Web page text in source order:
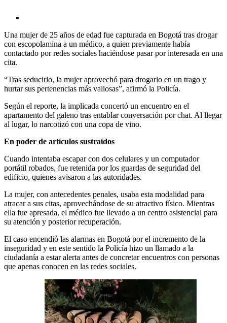
Una mujer de 25 años de edad fue capturada en Bogotá tras drogar
con escopolamina a un médico, a quien previamente había
contactado por redes sociales haciéndose pasar por interesada en una
cita.
“Tras seducirlo, la mujer aprovechó para drogarlo en un trago y
hurtar sus pertenencias más valiosas”, afirmó la Policía.
Según el reporte, la implicada concertó un encuentro en el
apartamento del galeno tras entablar conversación por chat. Al llegar
al lugar, lo narcotizó con una copa de vino.
En poder de artículos sustraídos
Cuando intentaba escapar con dos celulares y un computador
portátil robados, fue retenida por los guardas de seguridad del
edificio, quienes avisaron a las autoridades.
La mujer, con antecedentes penales, usaba esta modalidad para
atracar a sus citas, aprovechándose de su atractivo físico. Mientras
ella fue apresada, el médico fue llevado a un centro asistencial para
su atención y posterior recuperación.
El caso encendió las alarmas en Bogotá por el incremento de la
inseguridad y en este sentido la Policía hizo un llamado a la
ciudadanía a estar alerta antes de concretar encuentros con personas
que apenas conocen en las redes sociales.